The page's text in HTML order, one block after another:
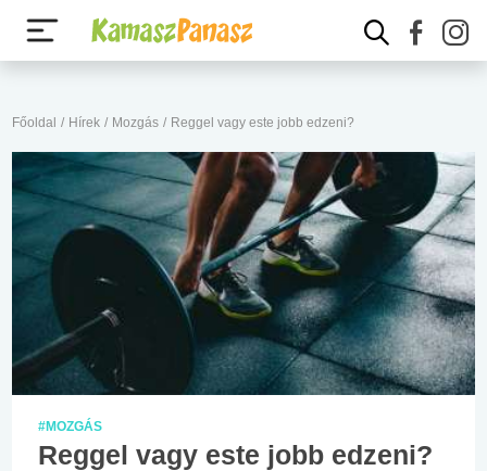
Főoldal / Hírek / Mozgás / Reggel vagy este jobb edzeni?
#MOZGÁS
Reggel vagy este jobb edzeni?